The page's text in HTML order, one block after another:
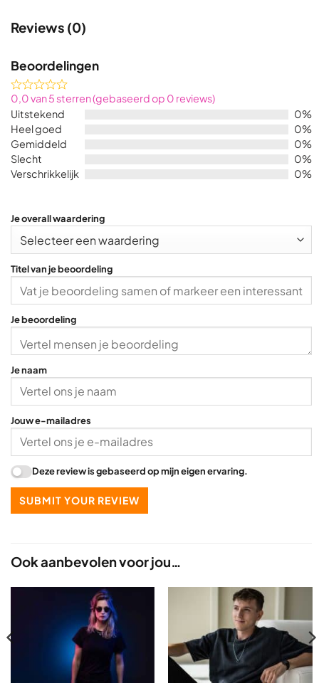
Ook aanbevolen voor jou…
Reviews (0)
Beoordelingen
Rated
0,0
out
of
5
0,0 van 5 sterren (gebaseerd op 0 reviews)
Uitstekend
0%
Heel goed
0%
Gemiddeld
0%
Slecht
0%
Verschrikkelijk
0%
Je overall waardering
Titel van je beoordeling
Je beoordeling
Je naam
Jouw e-mailadres
Deze review is gebaseerd op mijn eigen ervaring.
SUBMIT YOUR REVIEW